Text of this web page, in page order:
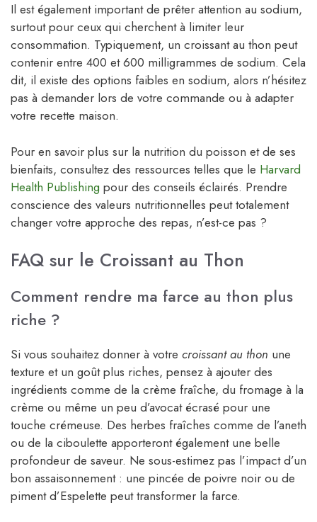
Il est également important de prêter attention au sodium,
surtout pour ceux qui cherchent à limiter leur
consommation. Typiquement, un croissant au thon peut
contenir entre 400 et 600 milligrammes de sodium. Cela
dit, il existe des options faibles en sodium, alors n’hésitez
pas à demander lors de votre commande ou à adapter
votre recette maison.
Pour en savoir plus sur la nutrition du poisson et de ses
bienfaits, consultez des ressources telles que le Harvard
Health Publishing pour des conseils éclairés. Prendre
conscience des valeurs nutritionnelles peut totalement
changer votre approche des repas, n’est-ce pas ?
FAQ sur le Croissant au Thon
Comment rendre ma farce au thon plus
riche ?
Si vous souhaitez donner à votre croissant au thon une
texture et un goût plus riches, pensez à ajouter des
ingrédients comme de la crème fraîche, du fromage à la
crème ou même un peu d’avocat écrasé pour une
touche crémeuse. Des herbes fraîches comme de l’aneth
ou de la ciboulette apporteront également une belle
profondeur de saveur. Ne sous-estimez pas l’impact d’un
bon assaisonnement : une pincée de poivre noir ou de
piment d’Espelette peut transformer la farce.